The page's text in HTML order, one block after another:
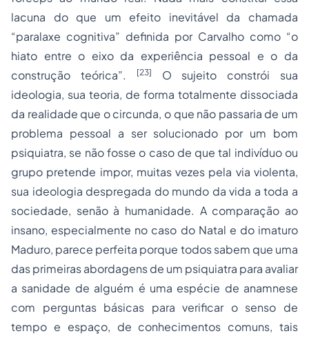
lacuna do que um efeito inevitável da chamada
“paralaxe cognitiva” definida por Carvalho como “o
hiato entre o eixo da experiência pessoal e o da
construção teórica”.
[23]
O sujeito constrói sua
ideologia, sua teoria, de forma totalmente dissociada
da realidade que o circunda, o que não passaria de um
problema pessoal a ser solucionado por um bom
psiquiatra, se não fosse o caso de que tal indivíduo ou
grupo pretende impor, muitas vezes pela via violenta,
sua ideologia despregada do mundo da vida a toda a
sociedade, senão à humanidade. A comparação ao
insano, especialmente no caso do Natal e do imaturo
Maduro, parece perfeita porque todos sabem que uma
das primeiras abordagens de um psiquiatra para avaliar
a sanidade de alguém é uma espécie de anamnese
com perguntas básicas para verificar o senso de
tempo e espaço, de conhecimentos comuns, tais